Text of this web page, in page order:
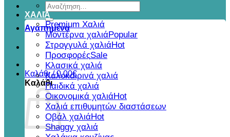
Αναζήτηση
για:
Αγαπημένα
Καλάθι /0,00€
Καλάθι
ΧΑΛΙΆ
Premium Χαλιά
Μοντέρνα χαλιά
Στρογγυλά χαλιά
Προσφορές
Κλασικά χαλιά
Καλοκαιρινά χαλιά
Παιδικά χαλιά
Οικονομικά χαλιά
Χαλιά επιθυμητών διαστάσεων
Οβάλ χαλιά
Shaggy χαλιά